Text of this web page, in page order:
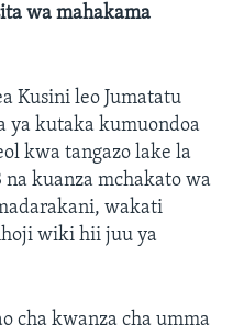
wa mahakama
Kusini leo Jumatatu
ya kutaka kumuondoa
kwa tangazo lake la
kuanza mchakato wa
wakati
wiki hii juu ya
cha kwanza cha umma